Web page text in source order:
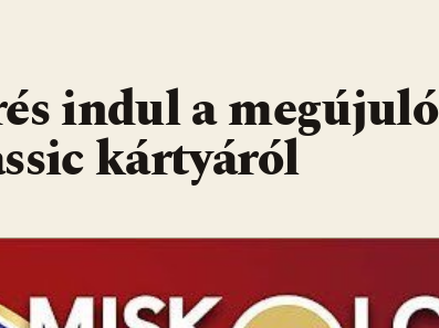
indul a megújuló
kártyáról